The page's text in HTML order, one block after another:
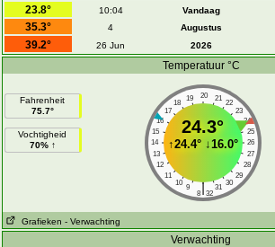
23.8°
10:04 Vandaag
35.3°
4 Augustus
39.2°
26 Jun 2026
Temperatuur °C
Fahrenheit
75.7°
Vochtigheid
70% ↑
20
19 21
18
22
17
23
16
24
15
25
14
26
13
27
12
28
11
29
10
30
9 31
|
8 32
24.3°
↑24.4°↓16.0°
Grafieken - Verwachting
Verwachting